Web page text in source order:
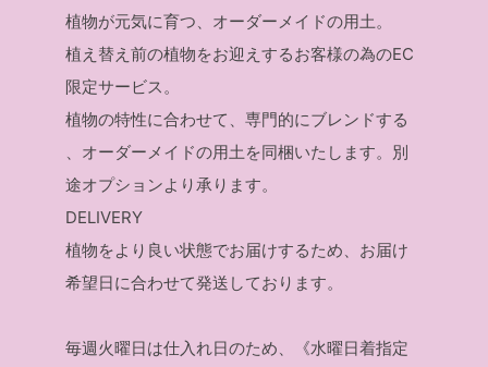
植物が元気に育つ、オーダーメイドの用土。
植え替え前の植物をお迎えするお客様の為のEC
限定サービス。
植物の特性に合わせて、専門的にブレンドする
、オーダーメイドの用土を同梱いたします。別
途オプションより承ります。
DELIVERY
植物をより良い状態でお届けするため、お届け
希望日に合わせて発送しております。
毎週火曜日は仕入れ日のため、《水曜日着指定